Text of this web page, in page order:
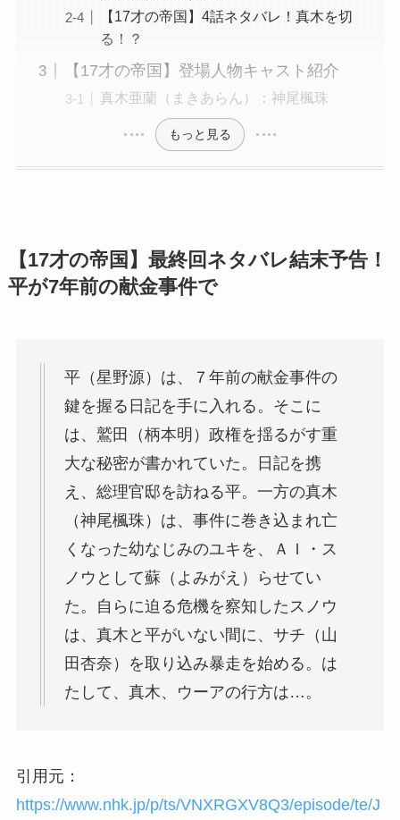
【17才の帝国】4話ネタバレ！真木を切
る！？
【17才の帝国】登場人物キャスト紹介
真木亜蘭（まきあらん）：神尾楓珠
もっと見る
【17才の帝国】最終回ネタバレ結末予告！
平が7年前の献金事件で
平（星野源）は、７年前の献金事件の
鍵を握る日記を手に入れる。そこに
は、鷲田（柄本明）政権を揺るがす重
大な秘密が書かれていた。日記を携
え、総理官邸を訪ねる平。一方の真木
（神尾楓珠）は、事件に巻き込まれ亡
くなった幼なじみのユキを、ＡＩ・ス
ノウとして蘇（よみがえ）らせてい
た。自らに迫る危機を察知したスノウ
は、真木と平がいない間に、サチ（山
田杏奈）を取り込み暴走を始める。は
たして、真木、ウーアの行方は…。
引用元：
https://www.nhk.jp/p/ts/VNXRGXV8Q3/episode/te/J